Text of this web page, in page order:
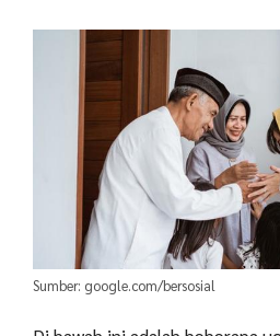
Sumber: google.com/bersosial